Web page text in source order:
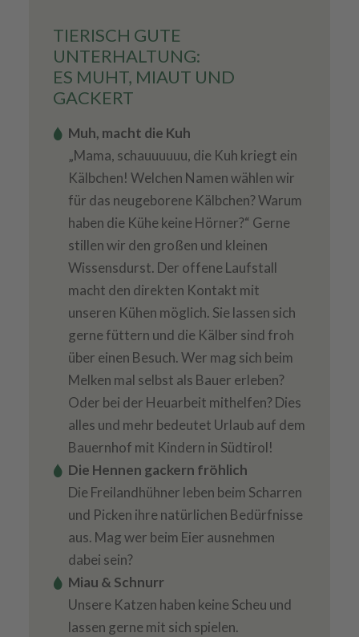
TIERISCH GUTE
UNTERHALTUNG:
ES MUHT, MIAUT UND
GACKERT
Muh, macht die Kuh
„Mama, schauuuuuu, die Kuh kriegt ein
Kälbchen! Welchen Namen wählen wir
für das neugeborene Kälbchen? Warum
haben die Kühe keine Hörner?“ Gerne
stillen wir den großen und kleinen
Wissensdurst. Der offene Laufstall
macht den direkten Kontakt mit
unseren Kühen möglich. Sie lassen sich
gerne füttern und die Kälber sind froh
über einen Besuch. Wer mag sich beim
Melken mal selbst als Bauer erleben?
Oder bei der Heuarbeit mithelfen? Dies
alles und mehr bedeutet Urlaub auf dem
Bauernhof mit Kindern in Südtirol!
Die Hennen gackern fröhlich
Die Freilandhühner leben beim Scharren
und Picken ihre natürlichen Bedürfnisse
aus. Mag wer beim Eier ausnehmen
dabei sein?
Miau & Schnurr
Unsere Katzen haben keine Scheu und
lassen gerne mit sich spielen.